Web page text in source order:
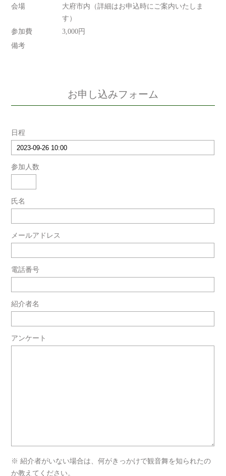
会場
大府市内（詳細はお申込時にご案内いたしま
す）
参加費
3,000円
備考
お申し込みフォーム
日程
参加人数
氏名
メールアドレス
電話番号
紹介者名
アンケート
※ 紹介者がいない場合は、何がきっかけで観音舞を知られたの
か教えてください。